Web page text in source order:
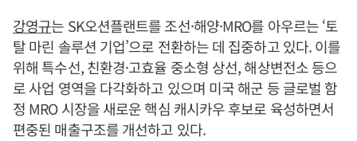
강영규는 SK오션플랜트를 조선·해양·MRO를 아우르는 ‘토
탈 마린 솔루션 기업’으로 전환하는 데 집중하고 있다. 이를
위해 특수선, 친환경·고효율 중소형 상선, 해상변전소 등으
로 사업 영역을 다각화하고 있으며 미국 해군 등 글로벌 함
정 MRO 시장을 새로운 핵심 캐시카우 후보로 육성하면서
편중된 매출구조를 개선하고 있다.